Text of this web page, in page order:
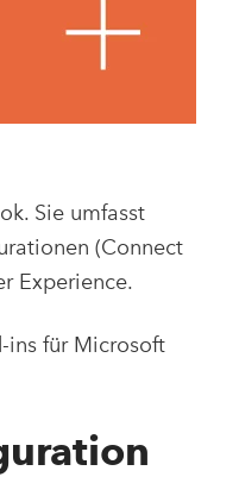
Sie umfasst
(Connect
Experience.
ins für Microsoft